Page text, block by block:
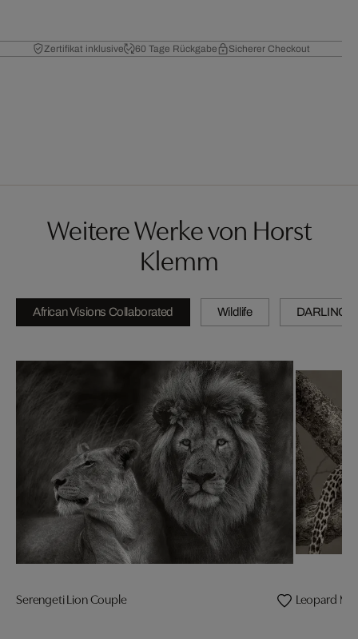
Zertifikat inklusive 60 Tage Rückgabe Sicherer Checkout
Weitere Werke von Horst
Klemm
African Visions Collaborated Wildlife DARLINGS
Serengeti Lion Couple Leopard